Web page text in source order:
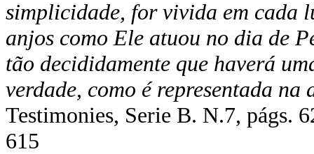
simplicidade, for vivida em cada
anjos como Ele atuou no dia de
tão decididamente que haverá
verdade, como é representada
Testimonies, Serie B. N.7, págs.
615